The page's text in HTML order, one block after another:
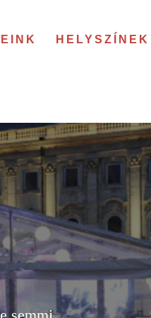
HELYSZÍNEK
semmi